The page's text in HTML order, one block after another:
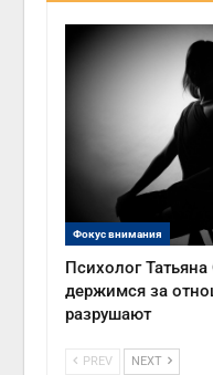
Фокус внимания
Психолог
держимся за
разрушают
PREV NEXT